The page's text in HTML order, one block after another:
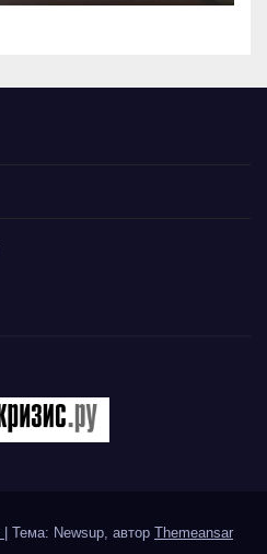
Тема: Newsup, автор Themeansar